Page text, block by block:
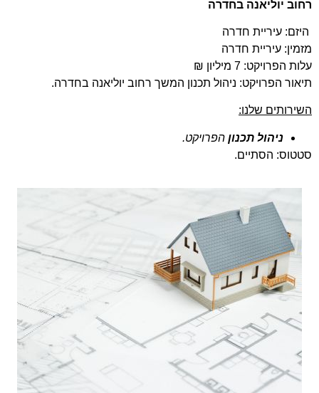
רחוב יוליאנה בחדרה
היזם: עיריית חדרה
מזמין: עיריית חדרה
עלות הפרויקט: 7 מיליון ₪
תיאור הפרויקט: ניהול תכנון המשך רחוב יוליאנה בחדרה.
השירותים שלנו:
ניהול תכנון הפרויקט.
סטטוס: הסתיים.